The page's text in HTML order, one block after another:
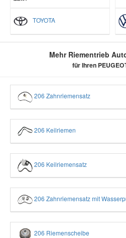
TOYOTA
Mehr Riementrieb
für Ihren
206 Zahnriemensatz
206 Keilriemen
206 Keilriemensatz
206 Zahnriemensatz mit
206 Riemenscheibe